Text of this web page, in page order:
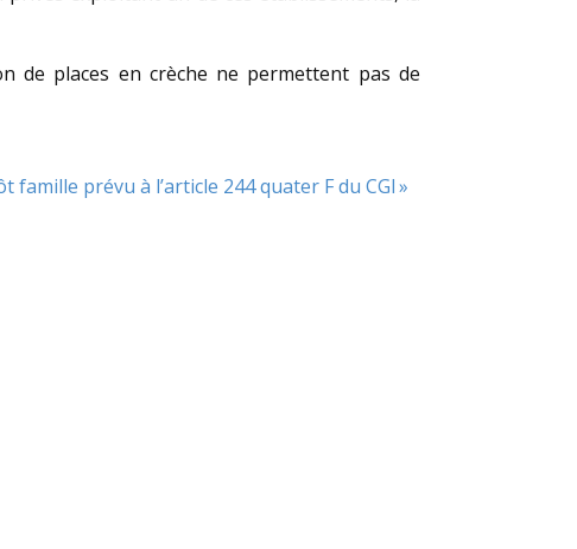
de places en crèche ne permettent pas de
famille prévu à l’article 244 quater F du CGI »